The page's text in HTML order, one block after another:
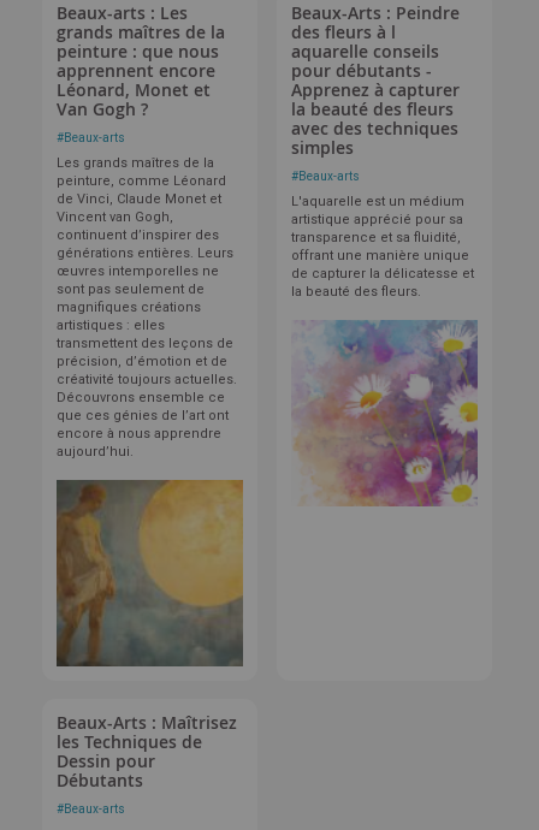
Beaux-arts : Les
grands maîtres de la
peinture : que nous
apprennent encore
Léonard, Monet et
Van Gogh ?
#Beaux-arts
Les grands maîtres de la
peinture, comme Léonard
de Vinci, Claude Monet et
Vincent van Gogh,
continuent d’inspirer des
générations entières. Leurs
œuvres intemporelles ne
sont pas seulement de
magnifiques créations
artistiques : elles
transmettent des leçons de
précision, d’émotion et de
créativité toujours actuelles.
Découvrons ensemble ce
que ces génies de l’art ont
encore à nous apprendre
aujourd’hui.
Beaux-Arts : Peindre
des fleurs à l
aquarelle conseils
pour débutants -
Apprenez à capturer
la beauté des fleurs
avec des techniques
simples
#Beaux-arts
L'aquarelle est un médium
artistique apprécié pour sa
transparence et sa fluidité,
offrant une manière unique
de capturer la délicatesse et
la beauté des fleurs.
Beaux-Arts : Maîtrisez
les Techniques de
Dessin pour
Débutants
#Beaux-arts